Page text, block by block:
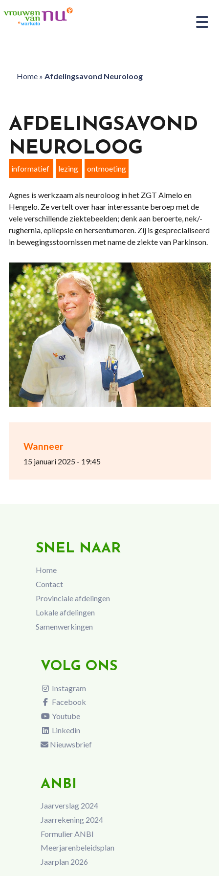
Home» Afdelingsavond Neuroloog
Wanneer
15 januari 2025 - 19:45
AFDELINGSAVOND
NEUROLOOG
informatief lezing ontmoeting
Agnes is werkzaam als neuroloog in het ZGT Almelo en
Hengelo. Ze vertelt over haar interessante beroep met de
vele verschillende ziektebeelden; denk aan beroerte, nek/-
rughernia, epilepsie en hersentumoren. Zij is gesprecialiseerd
in bewegingsstoornissen met name de ziekte van Parkinson.
SNEL NAAR
Home
Contact
Provinciale afdelingen
Lokale afdelingen
Samenwerkingen
VOLG ONS
Instagram
Facebook
Youtube
Linkedin
Nieuwsbrief
ANBI
Jaarverslag 2024
Jaarrekening 2024
Formulier ANBI
Meerjarenbeleidsplan
Jaarplan 2026